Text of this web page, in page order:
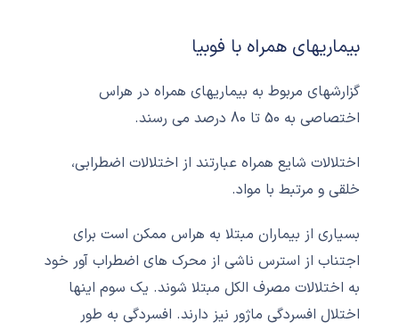
بیماریهای همراه با فوبیا
گزارشهای مربوط به بیماریهای همراه در هراس
اختصاصی به 50 تا 80 درصد می رسند.
اختلالات شایع همراه عبارتند از اختلالات اضطرابی،
خلقی و مرتبط با مواد.
بسیاری از بیماران مبتلا به هراس ممکن است برای
اجتناب از استرس ناشی از محرک های اضطراب آور خود
به اختلالات مصرف الکل مبتلا شوند. یک سوم اینها
اختلال افسردگی ماژور نیز دارند. افسردگی به طور